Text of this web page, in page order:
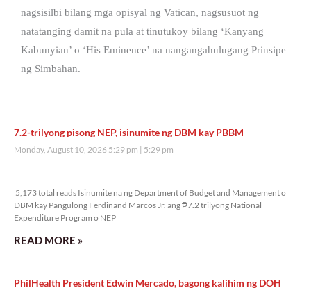
nagsisilbi bilang mga opisyal ng Vatican, nagsusuot ng
natatanging damit na pula at tinutukoy bilang ‘Kanyang
Kabunyian’ o ‘His Eminence’ na nangangahulugang Prinsipe
ng Simbahan.
7.2-trilyong pisong NEP, isinumite ng DBM kay PBBM
Monday, August 10, 2026 5:29 pm 5:29 pm
5,173 total reads Isinumite na ng Department of Budget and Management o
DBM kay Pangulong Ferdinand Marcos Jr. ang ₱7.2 trilyong National
Expenditure Program o NEP
READ MORE »
PhilHealth President Edwin Mercado, bagong kalihim ng DOH